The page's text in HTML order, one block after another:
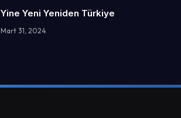
Yine Yeni Yeniden Türkiye
Mart 31, 2024